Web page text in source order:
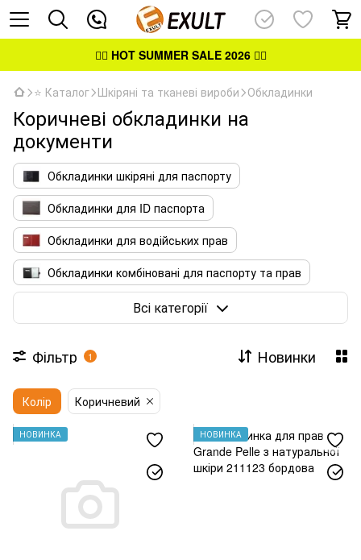
👉🏻 HOT SUMMER SALE 2026👈🏻
⭐ Каталог Шкіряні та тканеві вироби Обкладинки
Коричневі обкладинки на
документи
Обкладинки шкіряні для паспорту
Обкладинки для ID паспорта
Обкладинки для водійських прав
Обкладинки комбіновані для паспорту та прав
Обкладинки для посвідчень
Всі категорії
Фільтр 1 Новинки
Колір Коричневий
НОВИНКА НОВИНКА